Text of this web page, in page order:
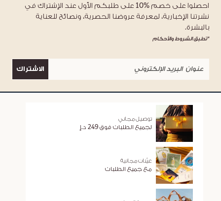
احصلوا على خصم %10 على طلبكم الأول عند الإشتراك في
نشرتنا الإخبارية، لمعرفة عروضنا الحصرية، ونصائح للعناية
بالبشرة.
*تطبق الشروط والأحكام
الاشتراك
توصيل مجاني
لجميع الطلبات فوق 249 د.إ
عيّنات مجانية
مع جميع الطلبات